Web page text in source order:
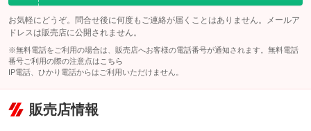
お気軽にどうぞ。問合せ後に何度もご連絡が届くことはありません。メールア
ドレスは販売店に公開されません。
※無料電話をご利用の場合は、販売店へお客様の電話番号が通知されます。無料電話
番号ご利用の際の注意点は こちら
IP電話、ひかり電話からはご利用いただけません。
販売店情報